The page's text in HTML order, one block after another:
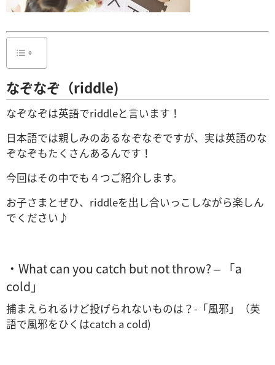
なぞなぞ（riddle)
なぞなぞは英語でriddleと言います！
日本語では親しみのあるなぞなぞですが、実は英語のな
ぞなぞもたくさんあるんです！
今回はその中でも４つご紹介します。
お子さまとぜひ、riddleを出し合いっこしながら楽しん
でください♪
・What can you catch but not throw? – 「a
cold」
捕まえられるけど投げられないものは？-「風邪」（英
語で風邪をひくはcatch a cold)